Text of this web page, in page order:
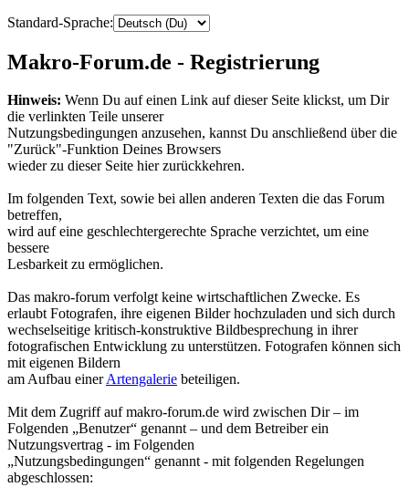
Standard-Sprache:
Makro-Forum.de - Registrierung
Hinweis: Wenn Du auf einen Link auf dieser Seite klickst, um Dir
die verlinkten Teile unserer
Nutzungsbedingungen anzusehen, kannst Du anschließend über die
"Zurück"-Funktion Deines Browsers
wieder zu dieser Seite hier zurückkehren.
Im folgenden Text, sowie bei allen anderen Texten die das Forum
betreffen,
wird auf eine geschlechtergerechte Sprache verzichtet, um eine
bessere
Lesbarkeit zu ermöglichen.
Das makro-forum verfolgt keine wirtschaftlichen Zwecke. Es
erlaubt Fotografen, ihre eigenen Bilder hochzuladen und sich durch
wechselseitige kritisch-konstruktive Bildbesprechung in ihrer
fotografischen Entwicklung zu unterstützen. Fotografen können sich
mit eigenen Bildern
am Aufbau einerArtengalerie beteiligen.
Mit dem Zugriff auf makro-forum.de wird zwischen Dir – im
Folgenden „Benutzer“ genannt – und dem Betreiber ein
Nutzungsvertrag - im Folgenden
„Nutzungsbedingungen“ genannt - mit folgenden Regelungen
abgeschlossen: